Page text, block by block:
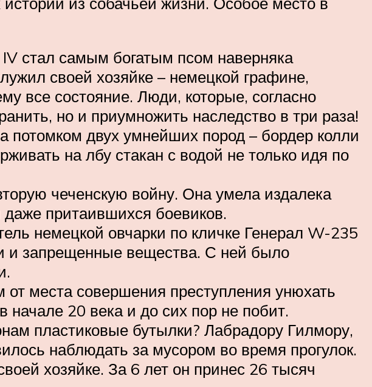
стал самым богатым псом наверняка
своей хозяйке – немецкой графине,
все состояние. Люди, которые, согласно
но и приумножить наследство в три раза!
двух умнейших пород – бордер колли
на лбу стакан с водой не только идя по
чеченскую войну. Она умела издалека
даже притаившихся боевиков.
немецкой овчарки по кличке Генерал W-235
и запрещенные вещества. С ней было
места совершения преступления унюхать
20 века и до сих пор не побит.
пластиковые бутылки? Лабрадору Гилмору,
наблюдать за мусором во время прогулок.
хозяйке. За 6 лет он принес 26 тысяч